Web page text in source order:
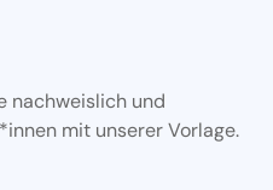
nachweislich und
mit unserer Vorlage.